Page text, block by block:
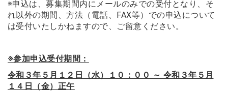
※申込は、募集期間内にメールのみでの受付となり、そ
れ以外の期間、方法（電話、FAX等）での申込について
は受付いたしかねますので、ご留意ください。
※参加申込受付期間：
令和３年５月１２日（水）１０：００ ～ 令和３年５月
１４日（金）正午